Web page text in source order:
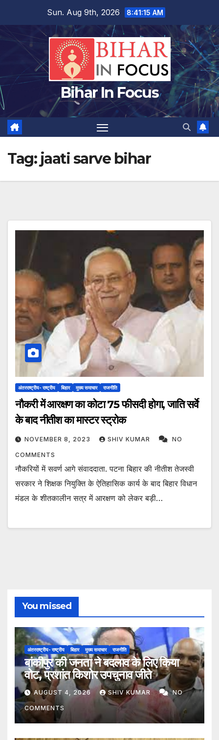
content
Sun. Aug 9th, 2026 8:41:15 AM
Bihar In Focus
Tag: jaati sarve bihar
अंतरराष्ट्रीय- राष्ट्रीय बिहार मुख्य समाचार राजनीति
नौकरी में आरक्षण का कोटा 75 फीसदी होगा, जाति सर्वे
के बाद नीतीश का मास्टर स्ट्रोक
NOVEMBER 8, 2023 SHIV KUMAR NO
COMMENTS
नौकरियों में सवर्ण आगे संवाददाता. पटना बिहार की नीतीश तेजस्वी
सरकार ने शिक्षक नियुक्ति के ऐतिहासिक कार्य के बाद बिहार विधान
मंडल के शीतकालीन सत्र में आरक्षण को लेकर बड़ी…
You missed
अंतरराष्ट्रीय- राष्ट्रीय बिहार मुख्य समाचार राजनीति
बांकीपुर की जनता ने बदलाव के लिए किया
वोट, प्रशांत किशोर उपचुनाव जीते
AUGUST 4, 2026 SHIV KUMAR NO
COMMENTS